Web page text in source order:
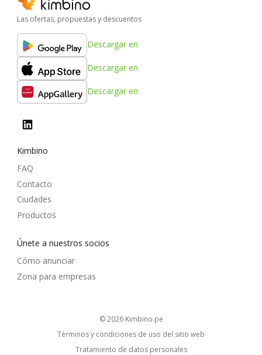
Las ofertas, propuestas y descuentos
Descargar en
Descargar en
Descargar en
Kimbino
FAQ
Contacto
Ciudades
Productos
Únete a nuestros socios
Cómo anunciar
Zona para empresas
© 2026 kimbino.pe
Términos y condiciones de uso del sitio web
Tratamiento de datos personales